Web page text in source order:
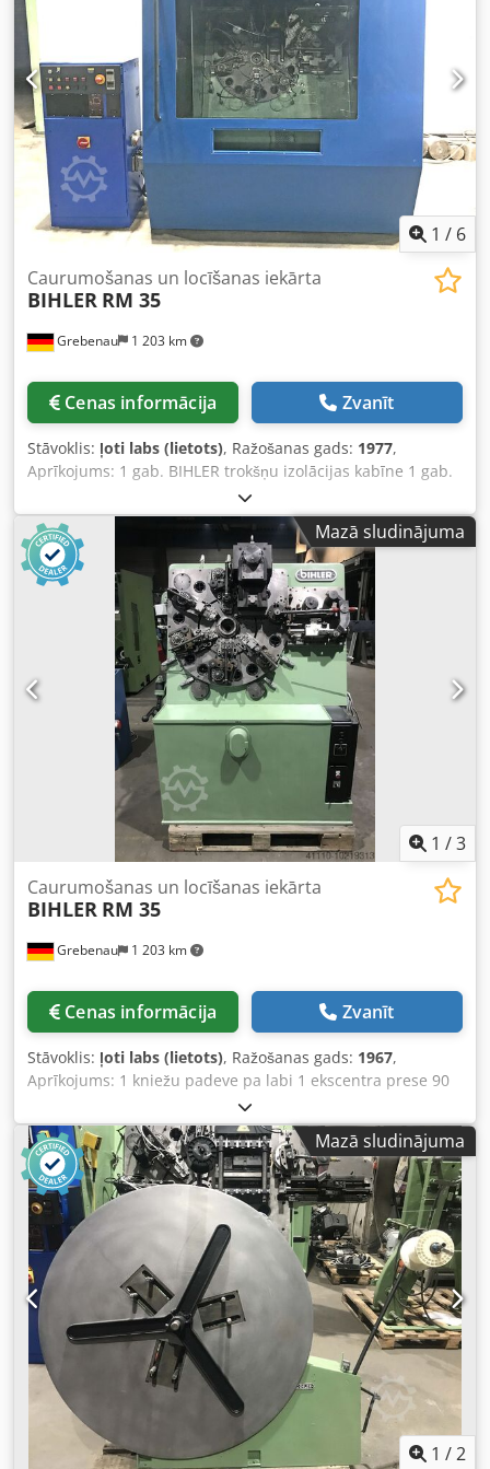
1 / 6
Grebenau 1 203 km
Caurumošanas un locīšanas iekārta
BIHLER RM 35
Cenas informācija Zvanīt
Stāvoklis: ļoti labs (lietots), Ražošanas gads: 1977,
Aprīkojums: 1 gab. BIHLER trokšņu izolācijas kabīne 1 gab.
knaģu padeve pa labi 1 gab. ekcentrprese 70 kN 4 gab.
standarta slīdagregāti 1 gab. šaurs slīdagregāts Darba
diapazons: Stieples diametrs: 0,5 - 3,5 mm Lentes platums:
līdz 32 mm Ievilkuma garums: līdz 170 mm Dedpefzr Aqofx
Algekr Ražība: līdz 250/min.
Mazā sludinājuma
1 /3
Grebenau 1 203 km
Caurumošanas un locīšanas iekārta
BIHLER RM 35
Cenas informācija Zvanīt
Stāvoklis: ļoti labs (lietots), Ražošanas gads: 1967,
Aprīkojums: 1 kniežu padeve pa labi 1 ekscentra prese 90
kN 2 šaurās slīdes iekārtas 3 standarta slīdes iekārtas
Dsdol D N Hvjpfx Algekr Darba apgabals: Stieples diametra
diapazons: 0,5 - 3,5 mm Lentas platums: max 32 mm
Ievilkšanas garums: max 170 mm Jauda: max 250/min
Mazā sludinājuma
1 /2